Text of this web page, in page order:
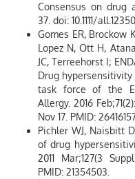
Consensus on drug
37. doi: 10.1111/
Gomes ER, Brockow
Lopez N, Ott H,
JC, Terreehorst I;
Drug
task force of the
Allergy. 2016
Nov 17. PMID:
Pichler WJ, Naisbitt
of drug
2011 Mar;127(3
PMID: 21354503.